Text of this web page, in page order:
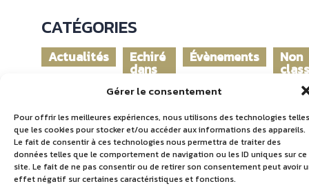
Gérer le consentement
Pour offrir les meilleures expériences, nous utilisons des technologies telles
que les cookies pour stocker et/ou accéder aux informations des appareils.
Le fait de consentir à ces technologies nous permettra de traiter des
données telles que le comportement de navigation ou les ID uniques sur ce
site. Le fait de ne pas consentir ou de retirer son consentement peut avoir
effet négatif sur certaines caractéristiques et fonctions.
CATÉGORIES
Actualités Echiré
dans
monde
Évènements Non